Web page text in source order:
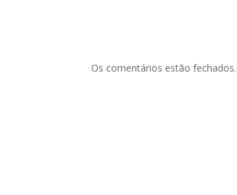
Os comentários estão fechados.